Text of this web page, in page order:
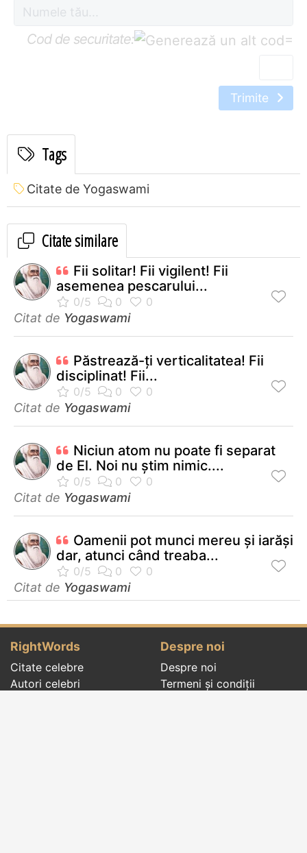
Cod de securitate: =
Trimite
Tags
Citate de Yogaswami
Citate similare
Fii solitar! Fii vigilent! Fii
asemenea pescarului...
Citat de Yogaswami
Păstrează-ţi verticalitatea! Fii
disciplinat! Fii...
Citat de Yogaswami
Niciun atom nu poate fi separat
de El. Noi nu ştim nimic....
Citat de Yogaswami
Oamenii pot munci mereu şi iarăşi
dar, atunci când treaba...
Citat de Yogaswami
RightWords
Citate celebre
Autori celebri
Despre noi
Despre noi
Termeni și condiții